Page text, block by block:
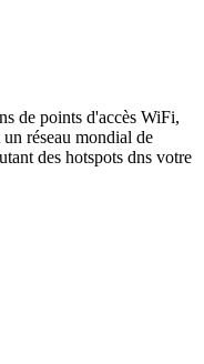
de points d'accès WiFi,
réseau mondial de
des hotspots dns votre